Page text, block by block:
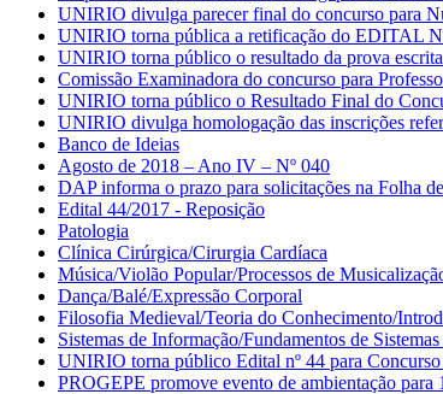
UNIRIO divulga parecer final do concurso para
UNIRIO torna pública a retificação do EDITAL
UNIRIO torna público o resultado da prova
Comissão Examinadora do concurso para
UNIRIO torna público o Resultado Final do
UNIRIO divulga homologação das inscrições
Banco de Ideias
Agosto de 2018 – Ano IV – Nº 040
DAP informa o prazo para solicitações na Folha
Edital 44/2017 - Reposição
Patologia
Clínica Cirúrgica/Cirurgia Cardíaca
Música/Violão Popular/Processos de
Dança/Balé/Expressão Corporal
Filosofia Medieval/Teoria do Conhecimento/
Sistemas de Informação/Fundamentos de
UNIRIO torna público Edital nº 44 para
PROGEPE promove evento de ambientação para